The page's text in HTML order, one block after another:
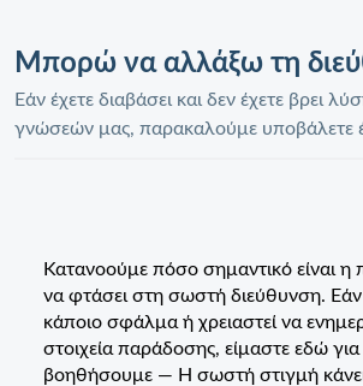
Μπορώ να αλλάξω τη
Εάν έχετε διαβάσει και δεν έχετε βρει
γνώσεών μας, παρακαλούμε υποβάλετε
Κατανοούμε πόσο σημαντικό είναι η
να φτάσει στη σωστή διεύθυνση.
κάποιο σφάλμα ή χρειαστεί να
στοιχεία παράδοσης, είμαστε εδώ
βοηθήσουμε — Η σωστή στιγμή